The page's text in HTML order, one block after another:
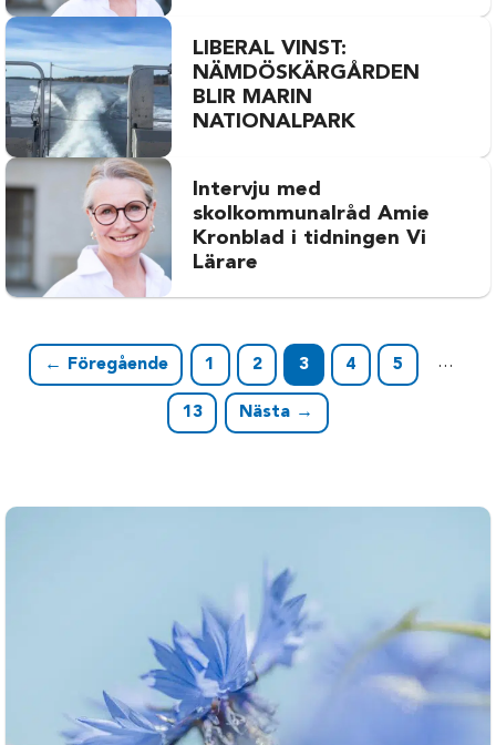
LIBERAL VINST:
NÄMDÖSKÄRGÅRDEN
BLIR MARIN
NATIONALPARK
Intervju med
skolkommunalråd Amie
Kronblad i tidningen Vi
Lärare
← Föregående 1 2 3 4 5 …
13 Nästa →